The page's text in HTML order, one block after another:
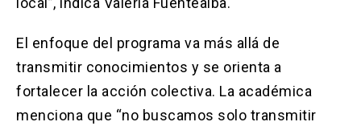
El enfoque del programa va más allá de
transmitir conocimientos y se orienta a
fortalecer la acción colectiva. La académica
menciona que “no buscamos solo transmitir